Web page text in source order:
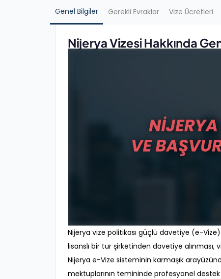
Genel Bilgiler Gerekli Evraklar Vize Ücretleri
Nijerya Vizesi Hakkında
Nijerya vize politikası güçlü davetiye (e-
lisanslı bir tur şirketinden davetiye alınması,
Nijerya e-Vize sisteminin karmaşık
mektuplarının temininde profesyonel destek